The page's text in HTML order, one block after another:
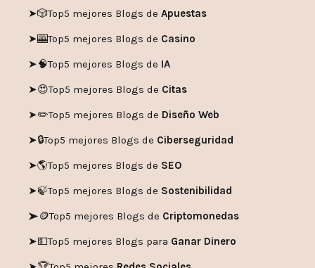
➤ ⚒️Top5 mejores Blogs de
Bricolaje
➤ 📢Top5 mejores Blogs de
Marketing
➤📰Top5 mejores Blogs de Noticias
➤🎲Top5 mejores Blogs de
Apuestas
➤🎰Top5 mejores Blogs de
Casino
➤🧠Top5 mejores Blogs deIA
➤😍Top5 mejores Blogs de Citas
➤✏️Top5 mejores Blogs de Diseño Web
➤🔒Top5 mejores Blogs de
Ciberseguridad
➤🌎Top5 mejores Blogs de
SEO
➤🍃Top5 mejores Blogs de
Sostenibilidad